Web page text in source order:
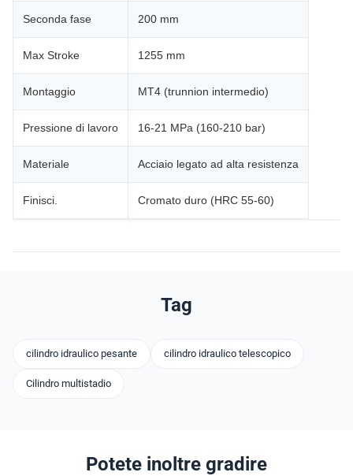
Seconda fase 200 mm
Max Stroke 1255 mm
Montaggio MT4 (trunnion intermedio)
Pressione di lavoro 16-21 MPa (160-210 bar)
Materiale Acciaio legato ad alta resistenza
Finisci. Cromato duro (HRC 55-60)
Tag
cilindro idraulico pesante cilindro idraulico telescopico
Cilindro multistadio
Potete inoltre gradire